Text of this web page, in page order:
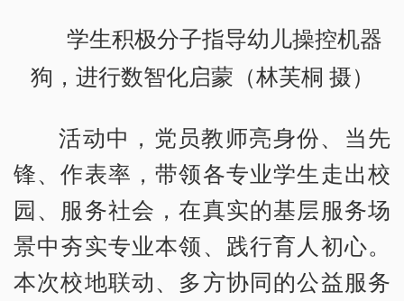
学生积极分子指导幼儿操控机器
狗，进行数智化启蒙（林芙桐 摄）
活动中，党员教师亮身份、当先
锋、作表率，带领各专业学生走出校
园、服务社会，在真实的基层服务场
景中夯实专业本领、践行育人初心。
本次校地联动、多方协同的公益服务